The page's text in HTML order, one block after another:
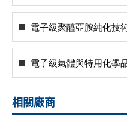
電子級聚醯亞胺純化技
電子級氣體與特用化學
相關廠商